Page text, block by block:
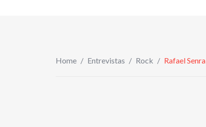
Home / Entrevistas / Rock / Rafael Senra